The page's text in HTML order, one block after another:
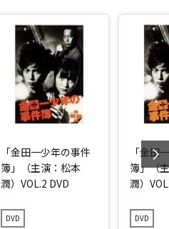
「金田一少年の事件
簿」（主演：松本
潤）VOL.2 DVD
DVD
「金田
簿」（
潤）
DVD